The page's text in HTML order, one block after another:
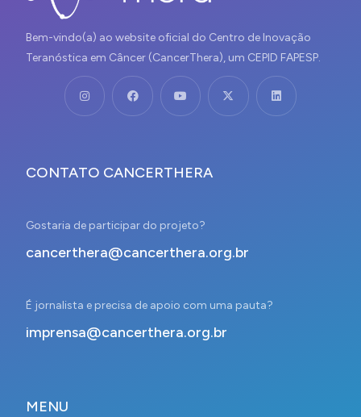
Bem-vindo(a) ao website oficial do Centro de Inovação
Teranóstica em Câncer (CancerThera), um CEPID FAPESP.
CONTATO CANCERTHERA
Gostaria de participar do projeto?
cancerthera@cancerthera.org.br
É jornalista e precisa de apoio com uma pauta?
imprensa@cancerthera.org.br
MENU